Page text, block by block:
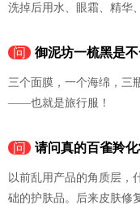
洗掉后用水、眼霜、精华
问 御泥坊一梳黑是
三个面膜，一个海绵，三
——也就是旅行服！
问 请问真的百雀羚
以前乱用产品的角质层，
础的护肤品。后来皮肤修